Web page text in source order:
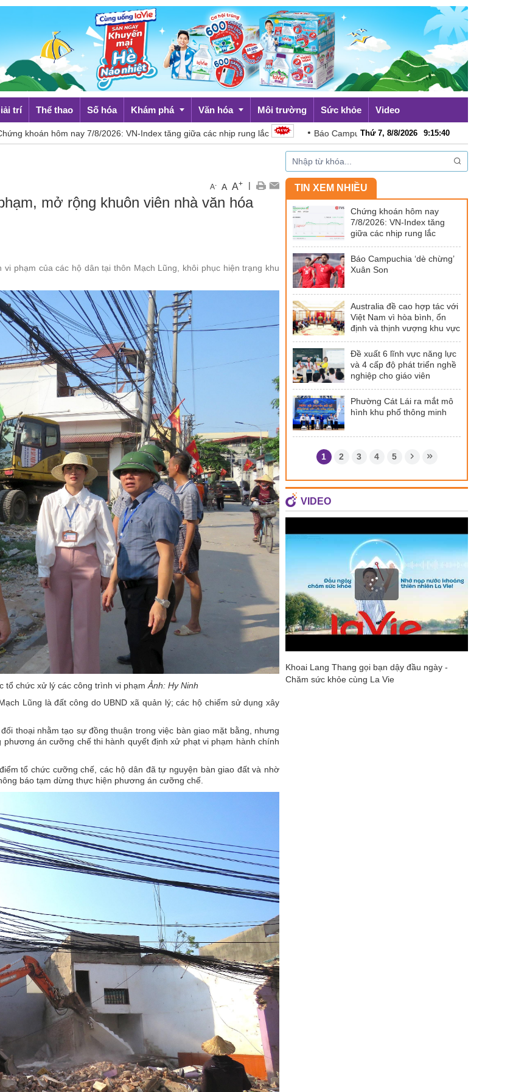
trí Thể thao Số hóa Khám phá Văn hóa Môi trường Sức khỏe Video
hôm nay 7/8/2026: VN-Index tăng giữa các nhịp rung lắc Báo Campuchia ‘dè chừng’ Xuân Son Australia đề cao hợp
Thứ 7, 8/8/2026 9:15:42
A- A A+ |
mở rộng khuôn viên nhà văn hóa
phạm của các hộ dân tại thôn Mạch Lũng, khôi phục hiện trạng khu
tổ chức xử lý các công trình vi phạm Ảnh: Hy Ninh
Lũng là đất công do UBND xã quản lý; các hộ chiếm sử dụng xây
thoại nhằm tạo sự đồng thuận trong việc bàn giao mặt bằng, nhưng
án cưỡng chế thi hành quyết định xử phạt vi phạm hành chính
tổ chức cưỡng chế, các hộ dân đã tự nguyện bàn giao đất và nhờ
báo tạm dừng thực hiện phương án cưỡng chế.
TIN XEM NHIỀU
Chứng khoán hôm nay
7/8/2026: VN-Index tăng
giữa các nhịp rung lắc
Báo Campuchia ‘dè chừng’
Xuân Son
Australia đề cao hợp tác với
Việt Nam vì hòa bình, ổn
định và thịnh vượng khu vực
Đề xuất 6 lĩnh vực năng lực
và 4 cấp độ phát triển nghề
nghiệp cho giáo viên
Phường Cát Lái ra mắt mô
hình khu phố thông minh
1 2 3 4 5
VIDEO
Khoai Lang Thang gọi bạn dậy đầu ngày -
Chăm sức khỏe cùng La Vie